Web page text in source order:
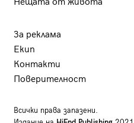
Нещата от живота
За реклама
Екип
Контакти
Поверителност
Всички права запазени.